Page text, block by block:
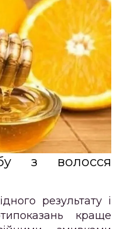
з волосся
результату і
краще